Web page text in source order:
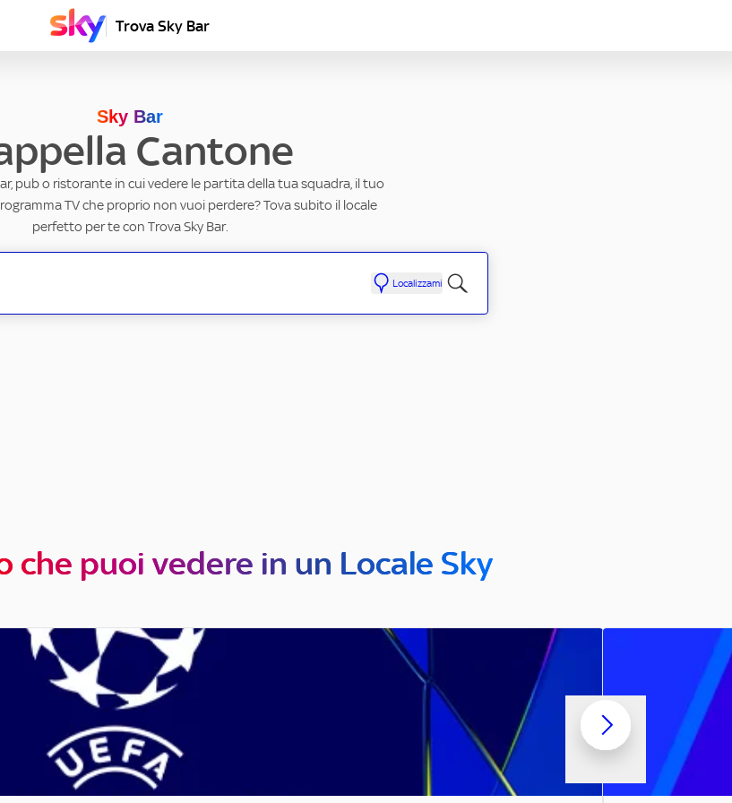
Trova Sky Bar
Sky Bar
Cantone
pub o ristorante in cui vedere le partita della tua squadra, il tuo
TV che proprio non vuoi perdere? Tova subito il locale
perfetto per te con Trova Sky Bar.
Localizzami
che puoi vedere in un Locale Sky